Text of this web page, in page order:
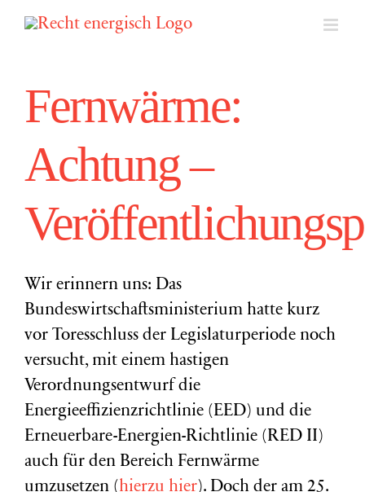
Fernwärme:
Achtung –
Wir erinnern uns: Das
Bundeswirtschaftsministerium hatte kurz
vor Toresschluss der Legislaturperiode noch
versucht, mit einem hastigen
Verordnungsentwurf die
Energieeffizienzrichtlinie (EED) und die
Erneuerbare-Energien-Richtlinie (RED II)
auch für den Bereich Fernwärme
umzusetzen (hierzu hier). Doch der am 25.